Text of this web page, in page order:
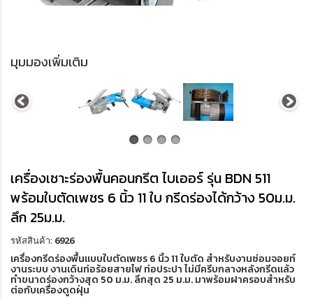
มุมมองเพิ่มเติม
เครื่องเซาะร่องพื้นคอนกรีต ไบเออร์ รุ่น BDN 511
พร้อมใบตัดเพชร 6 นิ้ว 11 ใบ กรีดร่องได้กว้าง 50ม.ม.
ลึก 25ม.ม.
รหัสสินค้า: 6926
เครื่องกรีดร่องพื้นแบบใบตัดเพชร 6 นิ้ว 11 ใบตัด สำหรับงานซ่อมจอยท์
งานระบบ งานเดินท่อร้อยสายไฟ ท่อประปา ไม่มีครีบกลางหลังกรีดแล้ว
ทำขนาดร่องกว้างสุด 50 ม.ม. ลึกสุด 25 ม.ม. มาพร้อมฝาครอบสำหรับ
ต่อกับเครื่องดูดฝุ่น